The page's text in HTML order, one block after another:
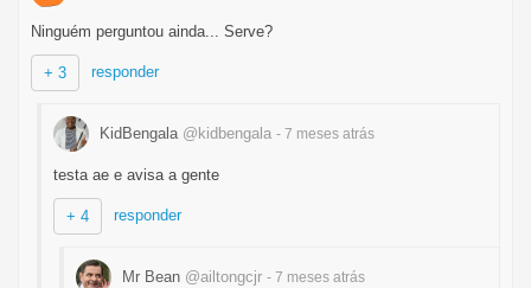
Ninguém perguntou ainda... Serve?
+ 3 responder
KidBengala @kidbengala - 7 meses atrás
testa ae e avisa a gente
+ 4 responder
Mr Bean @ailtongcjr - 7 meses atrás